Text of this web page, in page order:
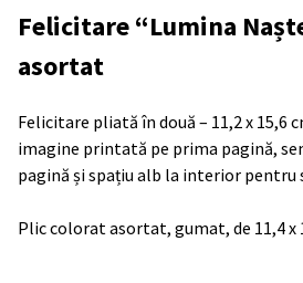
Felicitare “Lumina
asortat
Felicitare pliată în două – 11,2 x 15,6
imagine printată pe prima pagină,
pagină și spațiu alb la interior pentru
Plic colorat asortat, gumat, de 11,4 x